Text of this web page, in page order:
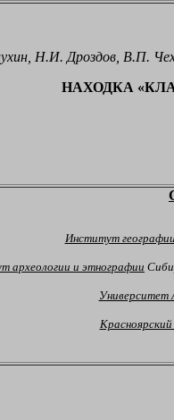
Н.И. Дроздов, В.П.
НАХОДКА
Институт
археологии и этнографии
Университет